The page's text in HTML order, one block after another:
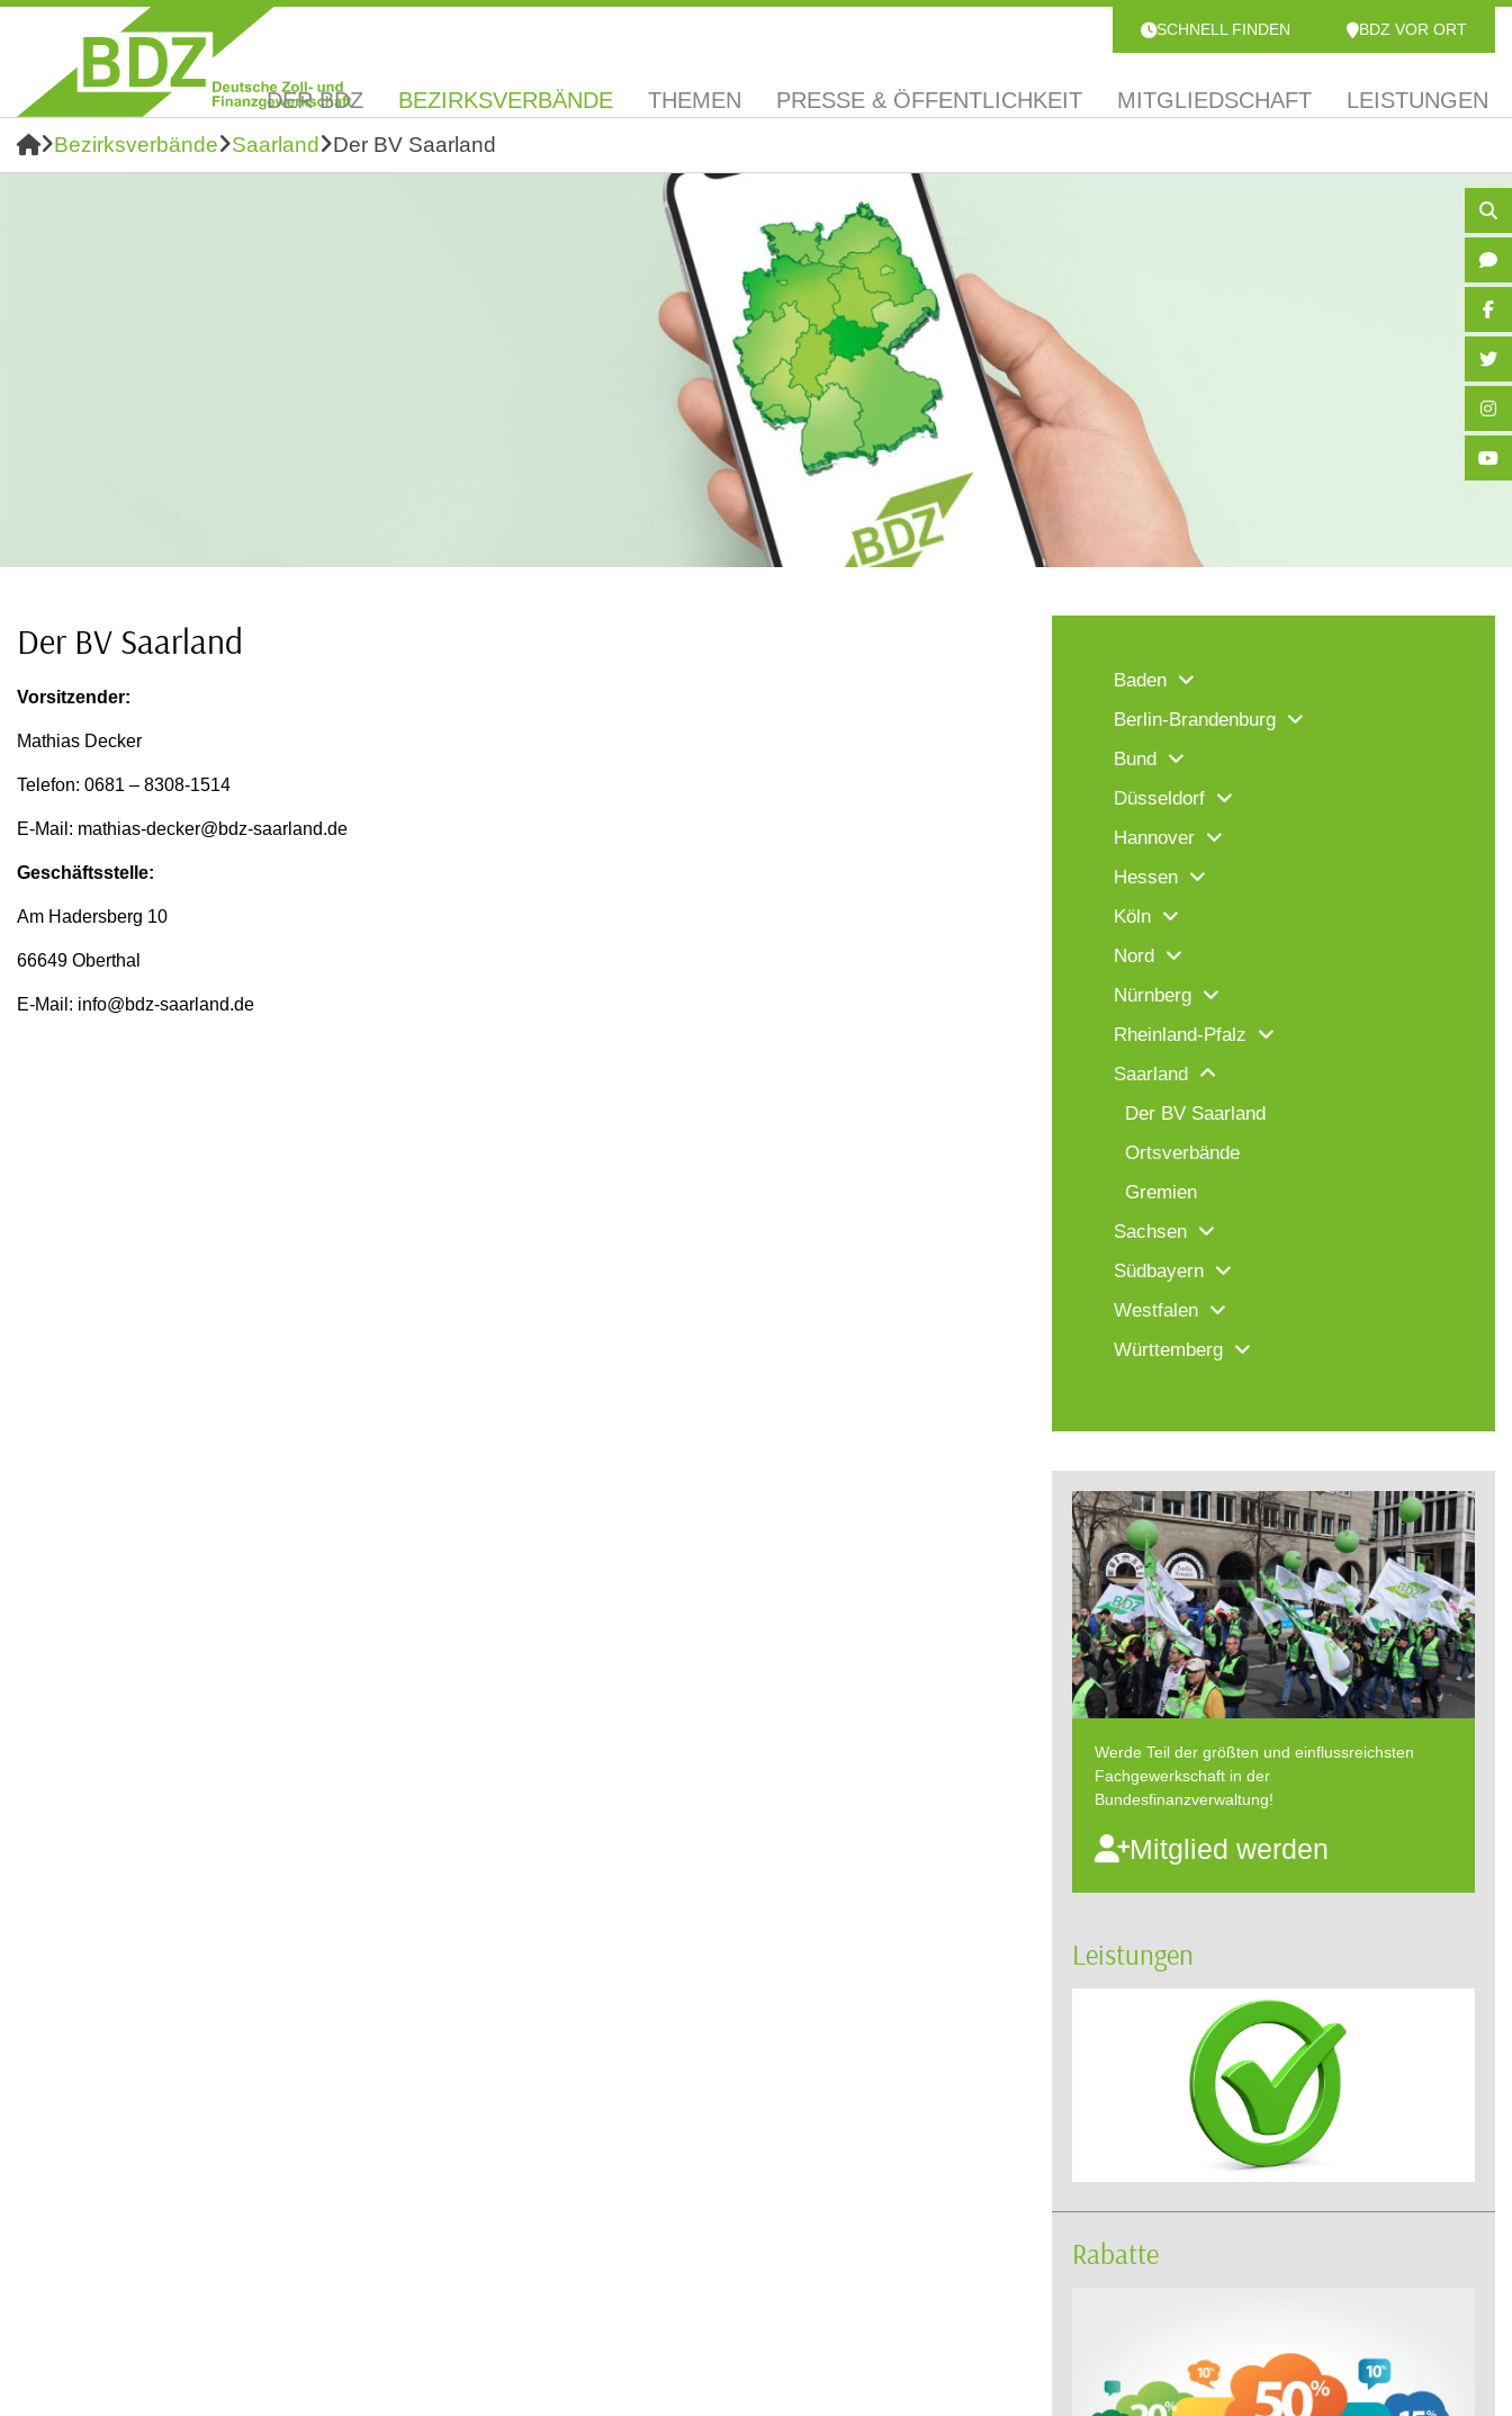
SCHNELL FINDEN BDZ VOR ORT
DER BDZ BEZIRKSVERBÄNDE THEMEN PRESSE & ÖFFENTLICHKEIT MITGLIEDSCHAFT LEISTUNGEN
Bezirksverbände Saarland Der BV Saarland
Der BV Saarland
Vorsitzender:
Mathias Decker
Telefon: 0681 – 8308-1514
E-Mail: mathias-decker@bdz-saarland.de
Geschäftsstelle:
Am Hadersberg 10
66649 Oberthal
E-Mail: info@bdz-saarland.de
Baden
Berlin-Brandenburg
Bund
Düsseldorf
Hannover
Hessen
Köln
Nord
Nürnberg
Rheinland-Pfalz
Saarland
Der BV Saarland
Ortsverbände
Gremien
Sachsen
Südbayern
Westfalen
Württemberg
Werde Teil der größten und einflussreichsten
Fachgewerkschaft in der
Bundesfinanzverwaltung!
Mitglied werden
Leistungen
Rabatte